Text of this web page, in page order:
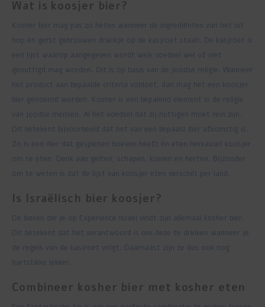
Wat is koosjer bier?
Kosher bier mag pas zo heten wanneer de ingrediënten van het uit
hop en gerst gebrouwen drankje op de kasjroet staan. De kasjroet is
een lijst waarop aangegeven wordt welk voedsel wel of niet
genuttigd mag worden. Dit is op basis van de Joodse religie. Wanneer
het product aan bepaalde criteria voldoet, dan mag het een koosjer
bier genoemd worden. Kosher is een bepalend element in de religie
van Joodse mensen. Al het voedsel dat zij nuttigen moet rein zijn.
Dit betekent bijvoorbeeld dat het van een bepaald dier afkomstig is.
Zo is een dier dat gespleten hoeven heeft én eten herkauwt koosjer
om te eten. Denk aan geiten, schapen, koeien en herten. Bijzonder
om te weten is dat de lijst van koosjer eten verschilt per land.
Is Israëlisch bier koosjer?
De bieren die je op Experience Israel vindt zijn allemaal kosher bier.
Dit betekent dat het verantwoord is om deze te drinken wanneer je
de regels van de kasjroet volgt. Daarnaast zijn ze dus ook nog
hartstikke lekker.
Combineer kosher bier met kosher eten